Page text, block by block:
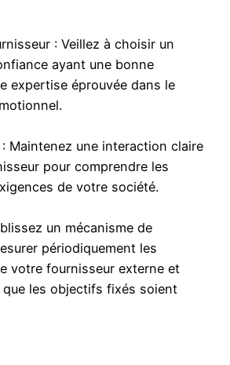
: Veillez à choisir un
ayant une bonne
expertise éprouvée dans le
Maintenez une interaction claire
pour comprendre les
de votre société.
un mécanisme de
périodiquement les
votre fournisseur externe et
que les objectifs fixés soient